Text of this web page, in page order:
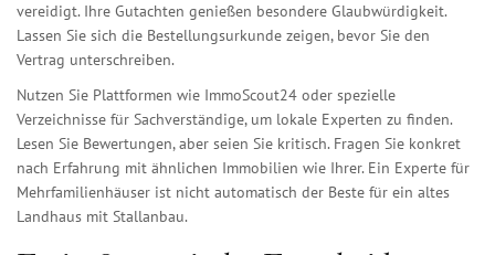
vereidigt. Ihre Gutachten genießen besondere Glaubwürdigkeit.
Lassen Sie sich die Bestellungsurkunde zeigen, bevor Sie den
Vertrag unterschreiben.
Nutzen Sie Plattformen wie ImmoScout24 oder spezielle
Verzeichnisse für Sachverständige, um lokale Experten zu finden.
Lesen Sie Bewertungen, aber seien Sie kritisch. Fragen Sie konkret
nach Erfahrung mit ähnlichen Immobilien wie Ihrer. Ein Experte für
Mehrfamilienhäuser ist nicht automatisch der Beste für ein altes
Landhaus mit Stallanbau.